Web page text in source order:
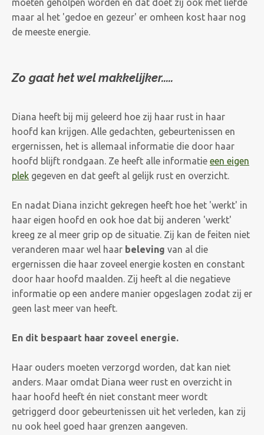
moeten geholpen worden en dat doet zij ook met liefde
maar al het 'gedoe en gezeur' er omheen kost haar nog
de meeste energie.
Zo gaat het wel makkelijker.....
Diana heeft bij mij geleerd hoe zij haar rust in haar
hoofd kan krijgen. Alle gedachten, gebeurtenissen en
ergernissen, het is allemaal informatie die door haar
hoofd blijft rondgaan. Ze heeft alle informatie een eigen
plek gegeven en dat geeft al gelijk rust en overzicht.
En nadat Diana inzicht gekregen heeft hoe het 'werkt' in
haar eigen hoofd en ook hoe dat bij anderen 'werkt'
kreeg ze al meer grip op de situatie. Zij kan de feiten niet
veranderen maar wel haar beleving van al die
ergernissen die haar zoveel energie kosten en constant
door haar hoofd maalden. Zij heeft al die negatieve
informatie op een andere manier opgeslagen zodat zij er
geen last meer van heeft.
En dit bespaart haar zoveel energie.
Haar ouders moeten verzorgd worden, dat kan niet
anders. Maar omdat Diana weer rust en overzicht in
haar hoofd heeft én niet constant meer wordt
getriggerd door gebeurtenissen uit het verleden, kan zij
nu ook heel goed haar grenzen aangeven.